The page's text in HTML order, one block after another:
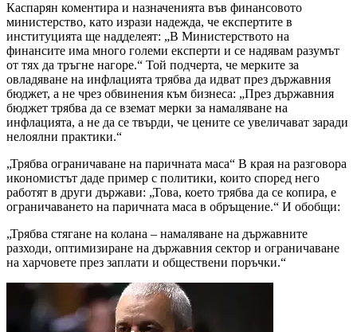
Каспарян коментира и назначенията във финансовото
министерство, като изрази надежда, че експертите в
институцията ще надделеят: „В Министерството на
финансите има много големи експерти и се надявам разумът
от тях да тръгне нагоре.“ Той подчерта, че мерките за
овладяване на инфлацията трябва да идват през държавния
бюджет, а не чрез обвинения към бизнеса: „През държавния
бюджет трябва да се вземат мерки за намаляване на
инфлацията, а не да се твърди, че цените се увеличават заради
нелоялни практики.“
„Трябва ограничаване на паричната маса“ В края на разговора
икономистът даде пример с политики, които според него
работят в други държави: „Това, което трябва да се копира, е
ограничаването на паричната маса в обръщение.“ И обобщи:
„Трябва стягане на колана – намаляване на държавните
разходи, оптимизиране на държавния сектор и ограничаване
на харчовете през заплати и обществени поръчки.“